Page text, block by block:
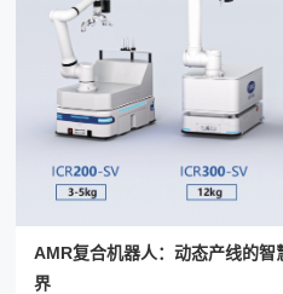
AMR复合机器人：动态产线的
界